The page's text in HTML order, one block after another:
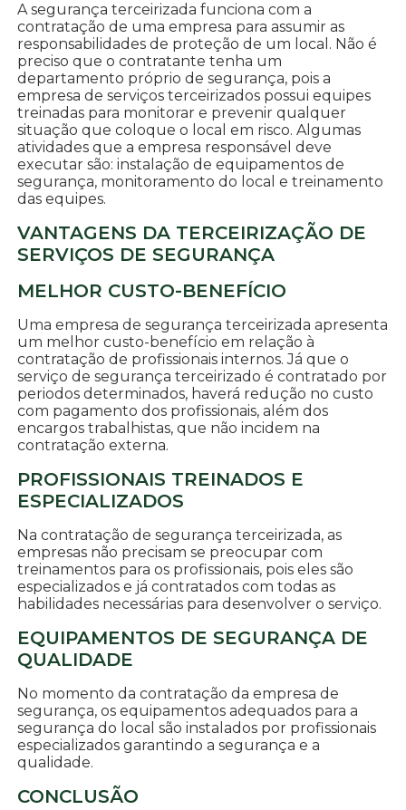
A segurança terceirizada funciona com a
contratação de uma empresa para assumir as
responsabilidades de proteção de um local. Não é
preciso que o contratante tenha um
departamento próprio de segurança, pois a
empresa de serviços terceirizados possui equipes
treinadas para monitorar e prevenir qualquer
situação que coloque o local em risco. Algumas
atividades que a empresa responsável deve
executar são: instalação de equipamentos de
segurança, monitoramento do local e treinamento
das equipes.
VANTAGENS DA TERCEIRIZAÇÃO DE
SERVIÇOS DE SEGURANÇA
MELHOR CUSTO-BENEFÍCIO
Uma empresa de segurança terceirizada apresenta
um melhor custo-benefício em relação à
contratação de profissionais internos. Já que o
serviço de segurança terceirizado é contratado por
periodos determinados, haverá redução no custo
com pagamento dos profissionais, além dos
encargos trabalhistas, que não incidem na
contratação externa.
PROFISSIONAIS TREINADOS E
ESPECIALIZADOS
Na contratação de segurança terceirizada, as
empresas não precisam se preocupar com
treinamentos para os profissionais, pois eles são
especializados e já contratados com todas as
habilidades necessárias para desenvolver o serviço.
EQUIPAMENTOS DE SEGURANÇA DE
QUALIDADE
No momento da contratação da empresa de
segurança, os equipamentos adequados para a
segurança do local são instalados por profissionais
especializados garantindo a segurança e a
qualidade.
CONCLUSÃO